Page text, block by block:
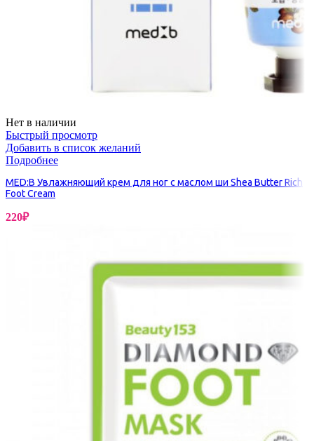
Нет в наличии
Быстрый просмотр
Добавить в список желаний
Подробнее
MED:B Увлажняющий крем для ног с маслом ши Shea Butter Rich
Foot Cream
220₽